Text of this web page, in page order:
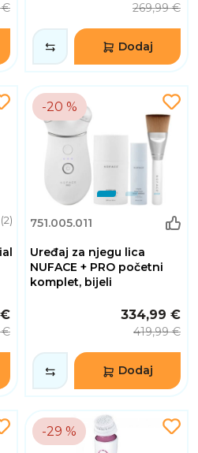
€ 269,99 €
Dodaj
(2)
€
-20 %
751.005.011
Uređaj za njegu lica
NUFACE + PRO početni
komplet, bijeli
334,99 €
419,99 €
Dodaj
-29 %